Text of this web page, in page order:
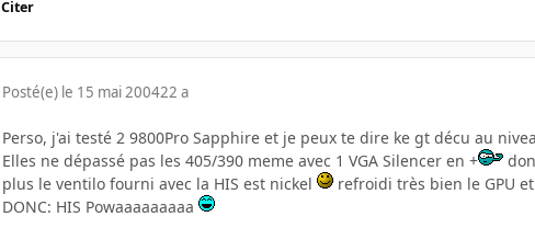
Citer
Posté(e) le 15 mai 200422 a
Perso, j'ai testé 2 9800Pro Sapphire et je peux te dire ke gt décu au
Elles ne dépassé pas les 405/390 meme avec 1 VGA Silencer en +
plus le ventilo fourni avec la HIS est nickel
refroidi très bien le GPU
DONC: HIS Powaaaaaaaaa